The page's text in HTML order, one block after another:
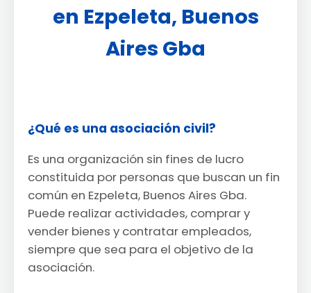
en Ezpeleta, Buenos
Aires Gba
¿Qué es una asociación civil?
Es una organización sin fines de lucro
constituida por personas que buscan un fin
común en Ezpeleta, Buenos Aires Gba.
Puede realizar actividades, comprar y
vender bienes y contratar empleados,
siempre que sea para el objetivo de la
asociación.